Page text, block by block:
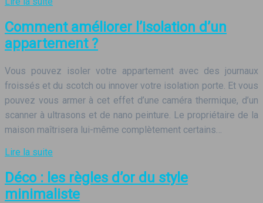
Comment améliorer l’isolation d’un
appartement ?
Vous pouvez isoler votre appartement avec des journaux
froissés et du scotch ou innover votre isolation porte. Et vous
pouvez vous armer à cet effet d’une caméra thermique, d’un
scanner à ultrasons et de nano peinture. Le propriétaire de la
maison maîtrisera lui-même complètement certains…
Lire la suite
Déco : les règles d’or du style
minimaliste